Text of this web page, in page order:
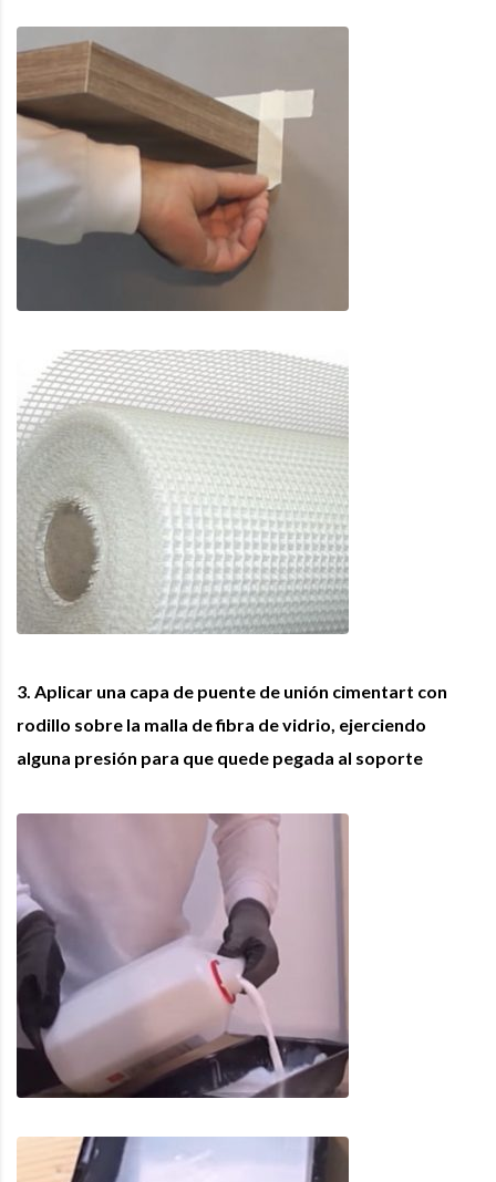
3. Aplicar una capa de puente de unión cimentart con
rodillo sobre la malla de fibra de vidrio, ejerciendo
alguna presión para que quede pegada al soporte